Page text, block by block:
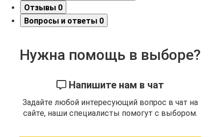
Отзывы 0
Вопросы и ответы 0
Нужна помощь в выборе?
Напишите нам в чат
Задайте любой интересующий вопрос в чат на
сайте, наши специалисты помогут с выбором.